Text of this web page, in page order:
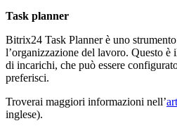
Task planner
Bitrix24 Task Planner è uno
l’organizzazione del lavoro. Questo è
di incarichi, che può essere
preferisci.
Troverai maggiori informazioni nell’
inglese).